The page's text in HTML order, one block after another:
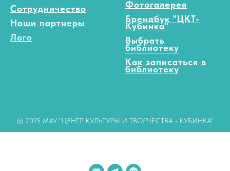
Сотрудничество
Наши партнеры
Лого
Фотогалерея
Брендбук "ЦКТ-
Кубинка"
Выбрать
библиотеку
Как записаться в
библиотеку
© 2025 МАУ "ЦЕНТР КУЛЬТУРЫ И ТВОРЧЕСТВА - КУБИНКА"